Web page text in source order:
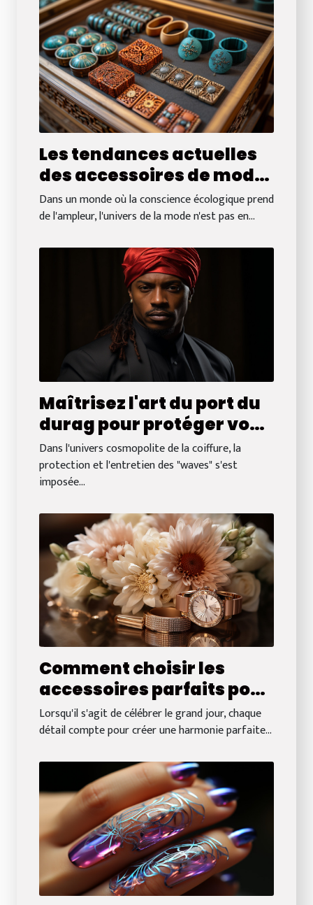
Les tendances actuelles
des accessoires de mode
éco-responsables sur les
boutiques en ligne
Dans un monde où la conscience écologique prend
de l'ampleur, l'univers de la mode n'est pas en...
Maîtrisez l'art du port du
durag pour protéger vos
waves
Dans l'univers cosmopolite de la coiffure, la
protection et l'entretien des "waves" s'est
imposée...
Comment choisir les
accessoires parfaits pour
compléter votre tenue de
mariage
Lorsqu'il s'agit de célébrer le grand jour, chaque
détail compte pour créer une harmonie parfaite...